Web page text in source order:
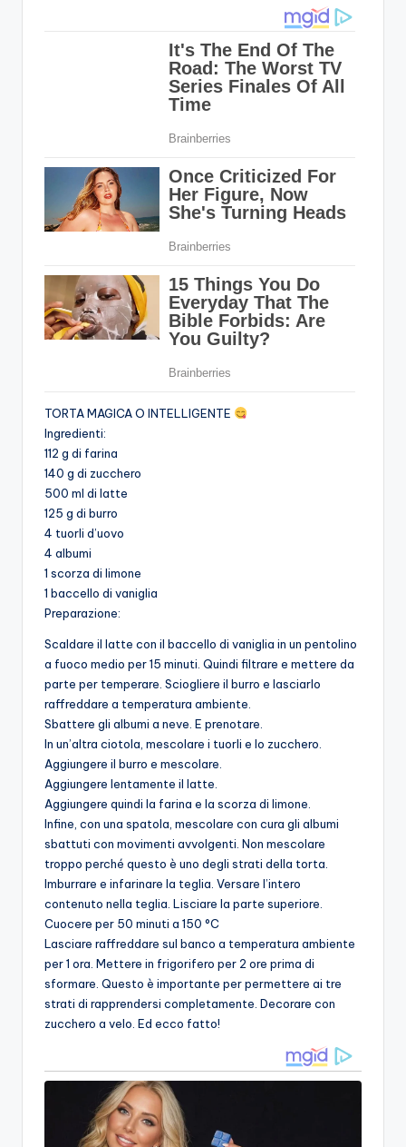
TORTA MAGICA O INTELLIGENTE
Ingredienti:
112 g di farina
140 g di zucchero
500 ml di latte
125 g di burro
4 tuorli d’uovo
4 albumi
1 scorza di limone
1 baccello di vaniglia
Preparazione:
Scaldare il latte con il baccello di vaniglia in un pentolino
a fuoco medio per 15 minuti. Quindi filtrare e mettere da
parte per temperare. Sciogliere il burro e lasciarlo
raffreddare a temperatura ambiente.
Sbattere gli albumi a neve. E prenotare.
In un’altra ciotola, mescolare i tuorli e lo zucchero.
Aggiungere il burro e mescolare.
Aggiungere lentamente il latte.
Aggiungere quindi la farina e la scorza di limone.
Infine, con una spatola, mescolare con cura gli albumi
sbattuti con movimenti avvolgenti. Non mescolare
troppo perché questo è uno degli strati della torta.
Imburrare e infarinare la teglia. Versare l’intero
contenuto nella teglia. Lisciare la parte superiore.
Cuocere per 50 minuti a 150 °C
Lasciare raffreddare sul banco a temperatura ambiente
per 1 ora. Mettere in frigorifero per 2 ore prima di
sformare. Questo è importante per permettere ai tre
strati di rapprendersi completamente. Decorare con
zucchero a velo. Ed ecco fatto!